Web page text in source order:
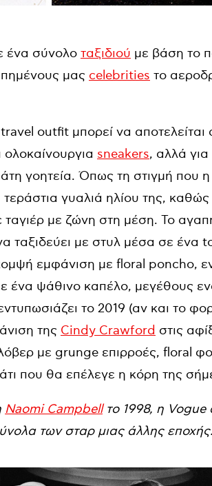
ένα σύνολο ταξιδιού με βάση το
μας celebrities το
outfit μπορεί να αποτελείται
ολοκαίνουργια sneakers, αλλά
γοητεία. Όπως τη στιγμή που η
γυαλιά ηλίου της,
με ζώνη στη μέση. Το
ταξιδεύει με στυλ μέσα σε ένα
εμφάνιση με floral poncho,
ένα ψάθινο καπέλο, μεγέθους
το 2019 (αν και το
της Cindy Crawford στις
με grunge επιρροές, floral
που θα επέλεγε η κόρη της
Naomi Campbellτο 1998, η Vogue
των σταρ μιας άλλης